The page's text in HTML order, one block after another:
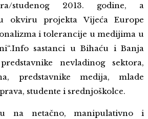
studenog 2013. godine, a
okviru projekta Vijeća Europe
i tolerancije u medijima u
sastanci u Bihaću i Banja
nevladinog sektora,
predstavnike medija, mlade
studente i srednjoškolce.
na netačno, manipulativno i